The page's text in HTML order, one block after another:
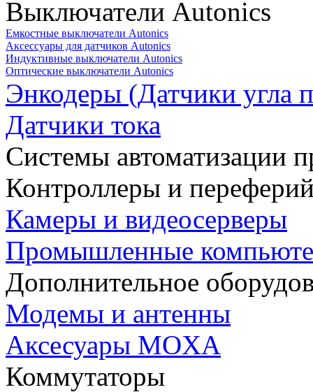
Выключатели Autonics
Емкостные выключатели Autonics
Аксессуары для датчиков Autonics
Индуктивные выключатели Autonics
Оптические выключатели Autonics
Энкодеры (Датчики угла
Датчики тока
Системы автоматизации
Контроллеры и
Камеры и видеосерверы
Промышленные
Дополнительное
Модемы и антенны
Аксесуары MOXA
Коммутаторы